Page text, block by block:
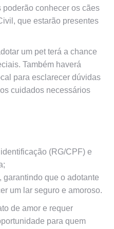
poderão conhecer os cães
que estarão presentes
um pet terá a chance
Também haverá
para esclarecer dúvidas
cuidados necessários
(RG/CPF) e
garantindo que o adotante
um lar seguro e amoroso.
de amor e requer
para quem